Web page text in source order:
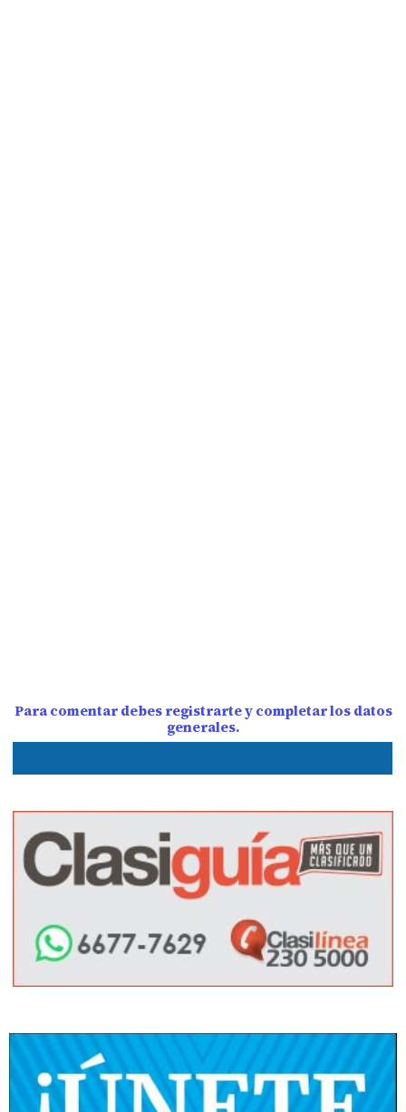
Para comentar debes registrarte y completar los datos
generales.